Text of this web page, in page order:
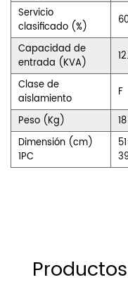
Servicio
clasificado (%)
Capacidad de
entrada (KVA)
Clase de
aislamiento
F
Peso (Kg)
18
Dimensión (cm)
1PC